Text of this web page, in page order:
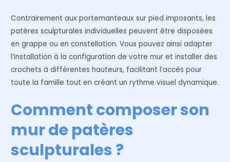
Contrairement aux portemanteaux sur pied imposants, les
patères sculpturales individuelles peuvent être disposées
en grappe ou en constellation. Vous pouvez ainsi adapter
l’installation à la configuration de votre mur et installer des
crochets à différentes hauteurs, facilitant l’accès pour
toute la famille tout en créant un rythme visuel dynamique.
Comment composer son
mur de patères
sculpturales ?